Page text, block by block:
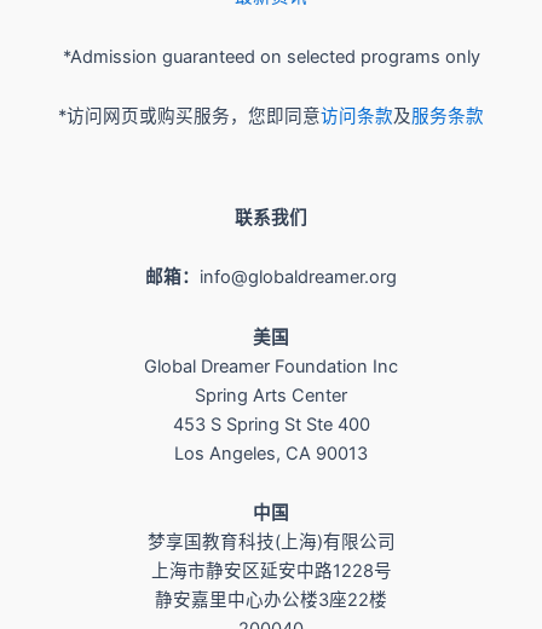
*Admission guaranteed on selected programs only
*访问网页或购买服务，您即同意访问条款及服务条款
联系我们
邮箱： info@globaldreamer.org
美国
Global Dreamer Foundation Inc
Spring Arts Center
453 S Spring St Ste 400
Los Angeles, CA 90013
​中国
梦享国教育科技(上海)有限公司
上海市静安区延安中路1228号
静安嘉里中心办公楼3座22楼